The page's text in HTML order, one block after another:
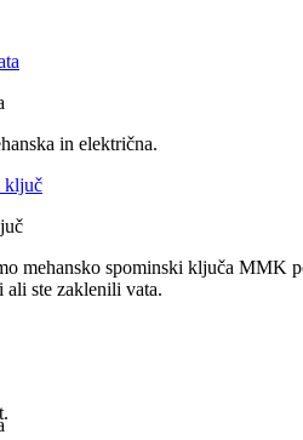
in električna.
mehansko spominski ključa MMK
ali ste zaklenili vata.